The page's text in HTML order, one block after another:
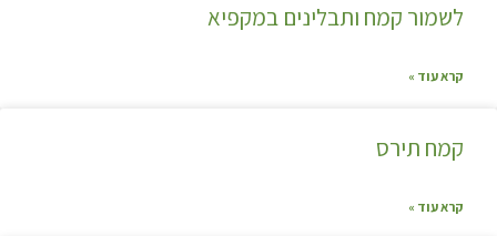
לשמור קמח ותבלינים במקפיא
קרא עוד »
קמח תירס
קרא עוד »